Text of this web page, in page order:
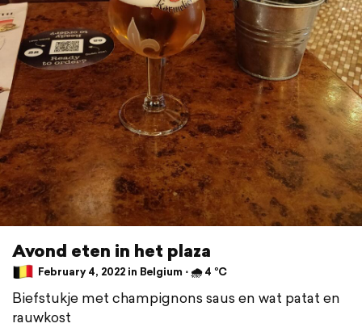
Avond eten in het plaza
February 4, 2022 in Belgium ⋅ 🌧 4 °C
Biefstukje met champignons saus en wat patat en
rauwkost